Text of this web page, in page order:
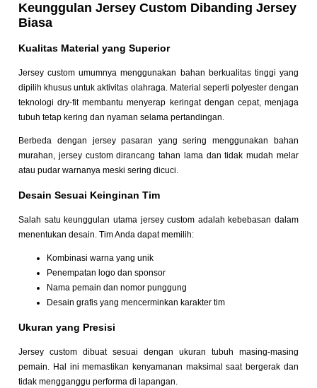
Keunggulan Jersey Custom Dibanding Jersey
Biasa
Kualitas Material yang Superior
Jersey custom umumnya menggunakan bahan berkualitas tinggi yang
dipilih khusus untuk aktivitas olahraga. Material seperti polyester dengan
teknologi dry-fit membantu menyerap keringat dengan cepat, menjaga
tubuh tetap kering dan nyaman selama pertandingan.
Berbeda dengan jersey pasaran yang sering menggunakan bahan
murahan, jersey custom dirancang tahan lama dan tidak mudah melar
atau pudar warnanya meski sering dicuci.
Desain Sesuai Keinginan Tim
Salah satu keunggulan utama jersey custom adalah kebebasan dalam
menentukan desain. Tim Anda dapat memilih:
Kombinasi warna yang unik
Penempatan logo dan sponsor
Nama pemain dan nomor punggung
Desain grafis yang mencerminkan karakter tim
Ukuran yang Presisi
Jersey custom dibuat sesuai dengan ukuran tubuh masing-masing
pemain. Hal ini memastikan kenyamanan maksimal saat bergerak dan
tidak mengganggu performa di lapangan.